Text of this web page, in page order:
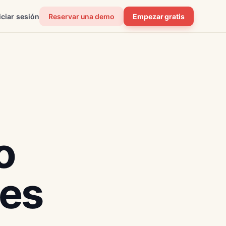
sesión Reservar una demo Empezar gratis